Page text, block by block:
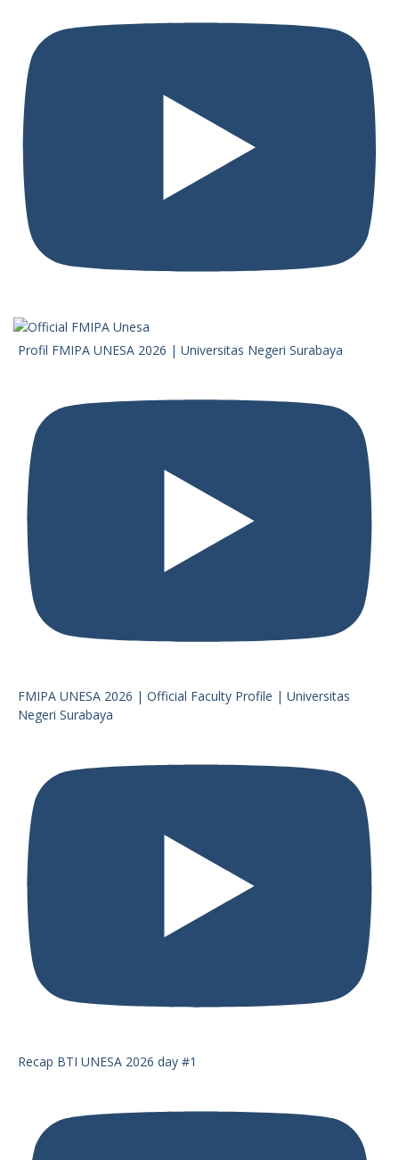
Profil FMIPA UNESA 2026 | Universitas Negeri Surabaya
FMIPA UNESA 2026 | Official Faculty Profile | Universitas
Negeri Surabaya
Recap BTI UNESA 2026 day #1